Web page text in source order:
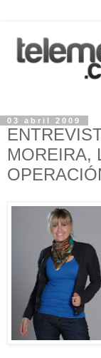
03 abril 2009
MOREIRA,